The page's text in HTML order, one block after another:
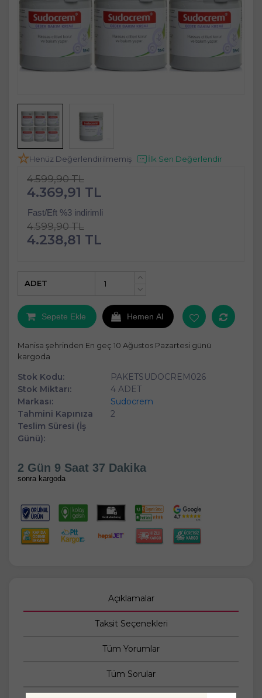
Henüz Değerlendirilmemiş İlk Sen Değerlendir
4.599,90 TL
4.369,91 TL
Fast/Eft %3 indirimli
4.599,90 TL
4.238,81 TL
+
ADET
Sepete Ekle Hemen Al
Manisa şehrinden En geç 10 Ağustos Pazartesi günü
kargoda
Stok Kodu:
PAKETSUDOCREM026
Stok Miktarı:
4 ADET
Markası:
Sudocrem
Tahmini Kapınıza
Teslim Süresi (İş
Günü):
2
2 Gün 9 Saat 37 Dakika
sonra kargoda
Açıklamalar
Taksit Seçenekleri
Tüm Yorumlar
Tüm Sorular